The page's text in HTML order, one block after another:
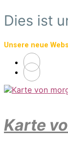
Zum
Hauptinhalt
Dies ist
Unsere neue
Karte